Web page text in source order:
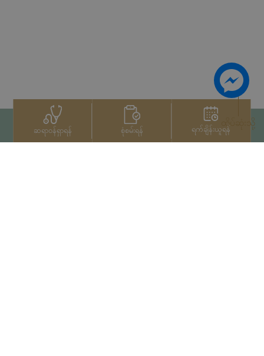
ဆရာဝန်ရှာရန် စုံစမ်းရန် ရက်ချိန်းယူရန်ထိပ်ဆုံးသို့